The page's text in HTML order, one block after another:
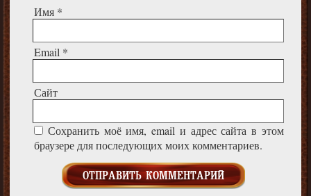
Имя *
Email *
Сайт
Сохранить моё имя, email и адрес сайта в этом
браузере для последующих моих комментариев.